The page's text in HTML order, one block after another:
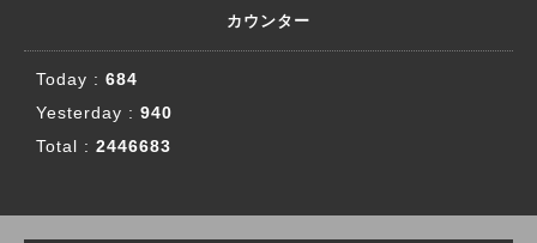
カウンター
Today : 684
Yesterday : 940
Total : 2446683